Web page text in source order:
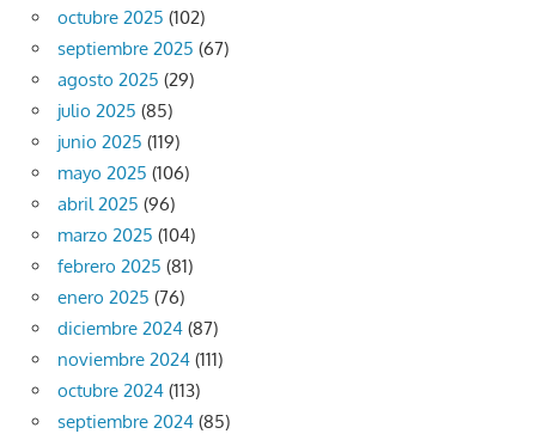
octubre 2025 (102)
septiembre 2025 (67)
agosto 2025 (29)
julio 2025 (85)
junio 2025 (119)
mayo 2025 (106)
abril 2025 (96)
marzo 2025 (104)
febrero 2025 (81)
enero 2025 (76)
diciembre 2024 (87)
noviembre 2024 (111)
octubre 2024 (113)
septiembre 2024 (85)